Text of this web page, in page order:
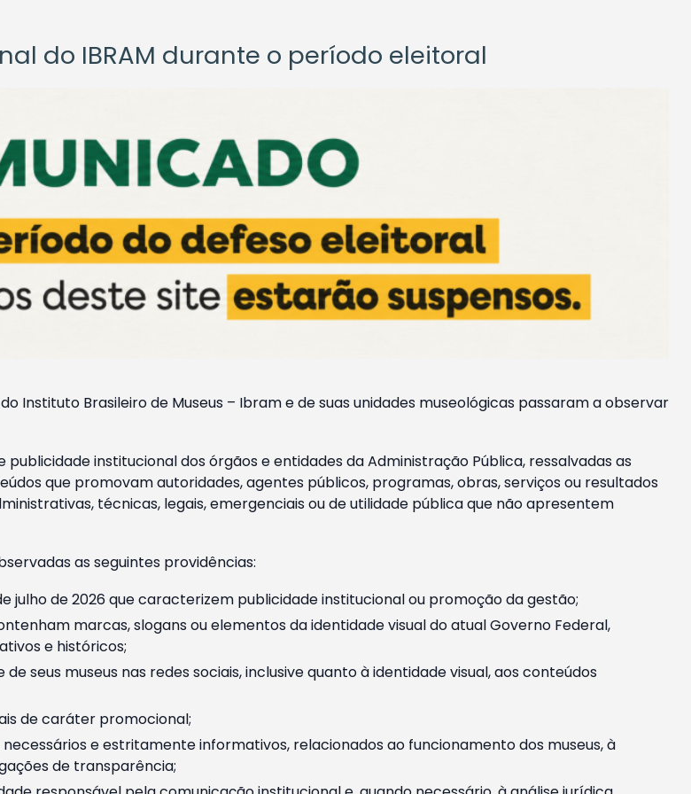
do IBRAM durante o período eleitoral
Instituto Brasileiro de Museus – Ibram e de suas unidades museológicas passaram a observar
institucional dos órgãos e entidades da Administração Pública, ressalvadas as
que promovam autoridades, agentes públicos, programas, obras, serviços ou resultados
técnicas, legais, emergenciais ou de utilidade pública que não apresentem
as seguintes providências:
de 2026 que caracterizem publicidade institucional ou promoção da gestão;
marcas, slogans ou elementos da identidade visual do atual Governo Federal,
e históricos;
seus museus nas redes sociais, inclusive quanto à identidade visual, aos conteúdos
de caráter promocional;
e estritamente informativos, relacionados ao funcionamento dos museus, à
de transparência;